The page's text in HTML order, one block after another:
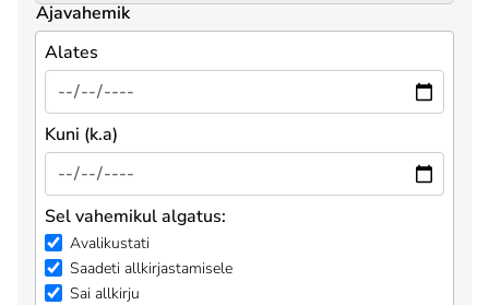
Ajavahemik
Alates
Kuni (k.a)
Sel vahemikul algatus:
Avalikustati
Saadeti allkirjastamisele
Sai allkirju